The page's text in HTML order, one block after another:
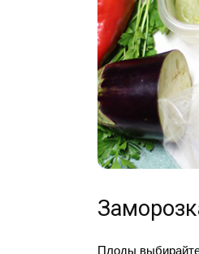
Плоды